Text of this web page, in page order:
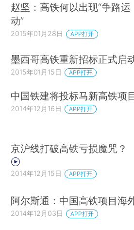
赵坚：高铁何以出现“争路运
动”
2015年01月28日 APP打开
墨西哥高铁重新招标正式启
2015年01月15日 APP打开
中国铁建将投标马新高铁项
2014年12月16日 APP打开
京沪线打破高铁亏损魔咒？
2014年12月15日 APP打开
阿尔斯通：中国高铁项目海
2014年12月03日 APP打开